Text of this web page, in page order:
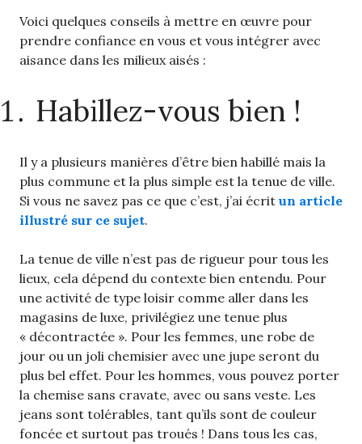
Voici quelques conseils à mettre en œuvre pour
prendre confiance en vous et vous intégrer avec
aisance dans les milieux aisés :
Habillez-vous bien !
Il y a plusieurs manières d’être bien habillé mais la
plus commune et la plus simple est la tenue de ville.
Si vous ne savez pas ce que c’est, j’ai écritun article
illustré sur ce sujet.
La tenue de ville n’est pas de rigueur pour tous les
lieux, cela dépend du contexte bien entendu. Pour
une activité de type loisir comme aller dans les
magasins de luxe, privilégiez une tenue plus
« décontractée ». Pour les femmes, une robe de
jour ou un joli chemisier avec une jupe seront du
plus bel effet. Pour les hommes, vous pouvez porter
la chemise sans cravate, avec ou sans veste. Les
jeans sont tolérables, tant qu’ils sont de couleur
foncée et surtout pas troués ! Dans tous les cas,